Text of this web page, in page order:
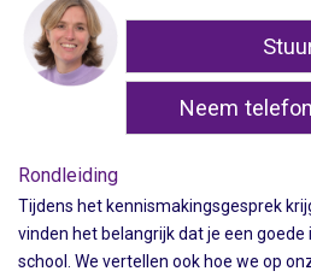
Neem
Rondleiding
Tijdens het kennismakingsgesprek
vinden het belangrijk dat je een goede
school. We vertellen ook hoe we op